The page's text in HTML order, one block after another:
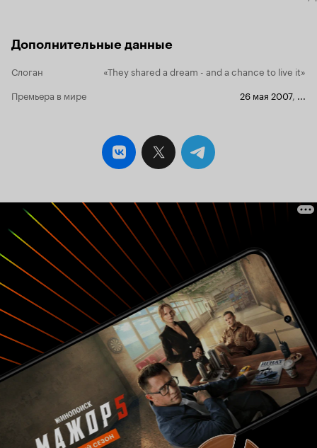
Дополнительные данные
Слоган
«They shared a dream - and a chance to live it»
Премьера в мире
26 мая 2007, ...